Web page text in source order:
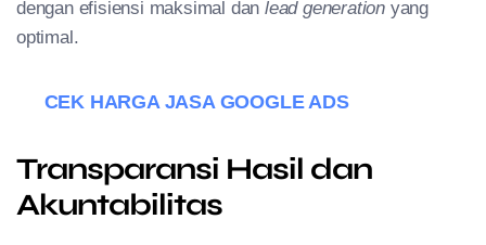
dengan efisiensi maksimal danlead generation yang
optimal.
CEK HARGA JASA GOOGLE ADS
Transparansi Hasil dan
Akuntabilitas